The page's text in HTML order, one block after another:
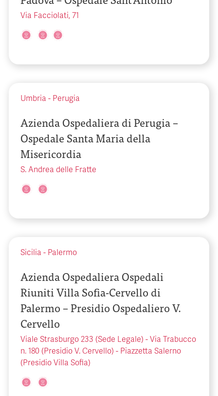
Via Facciolati, 71
Umbria - Perugia
Azienda Ospedaliera di Perugia –
Ospedale Santa Maria della
Misericordia
S. Andrea delle Fratte
Sicilia - Palermo
Azienda Ospedaliera Ospedali
Riuniti Villa Sofia-Cervello di
Palermo – Presidio Ospedaliero V.
Cervello
Viale Strasburgo 233 (Sede Legale) - Via Trabucco
n. 180 (Presidio V. Cervello) - Piazzetta Salerno
(Presidio Villa Sofia)